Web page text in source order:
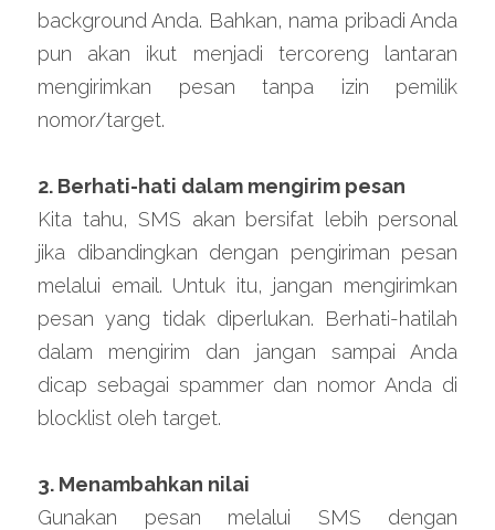
background Anda. Bahkan, nama pribadi Anda
pun akan ikut menjadi tercoreng lantaran
mengirimkan pesan tanpa izin pemilik
nomor/target.
2. Berhati-hati dalam mengirim pesan
Kita tahu, SMS akan bersifat lebih personal
jika dibandingkan dengan pengiriman pesan
melalui email. Untuk itu, jangan mengirimkan
pesan yang tidak diperlukan. Berhati-hatilah
dalam mengirim dan jangan sampai Anda
dicap sebagai spammer dan nomor Anda di
blocklist oleh target.
3. Menambahkan nilai
Gunakan pesan melalui SMS dengan